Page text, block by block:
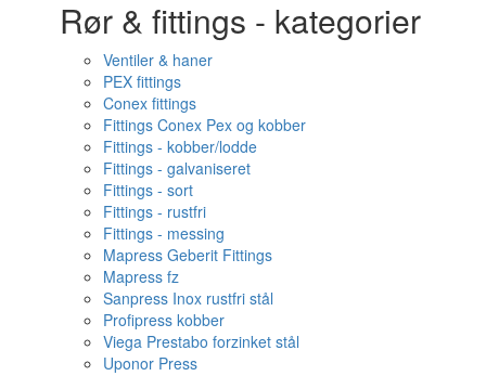
Rør & fittings - kategorier
Ventiler & haner
PEX fittings
Conex fittings
Fittings Conex Pex og kobber
Fittings - kobber/lodde
Fittings - galvaniseret
Fittings - sort
Fittings - rustfri
Fittings - messing
Mapress Geberit Fittings
Mapress fz
Sanpress Inox rustfri stål
Profipress kobber
Viega Prestabo forzinket stål
Uponor Press